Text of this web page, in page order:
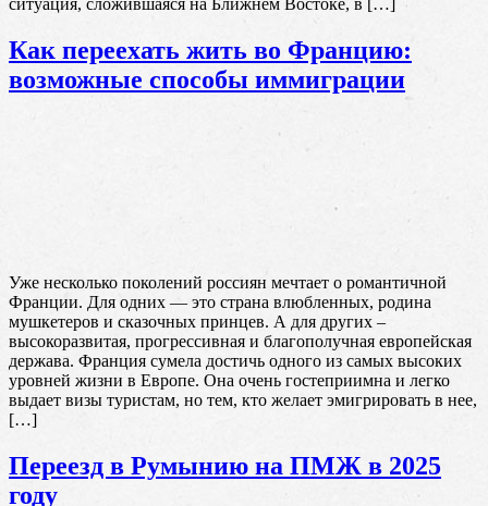
Как переехать жить во Францию:
возможные способы иммиграции
Уже несколько поколений россиян мечтает о романтичной
Франции. Для одних — это страна влюбленных, родина
мушкетеров и сказочных принцев. А для других –
высокоразвитая, прогрессивная и благополучная европейская
держава. Франция сумела достичь одного из самых высоких
уровней жизни в Европе. Она очень гостеприимна и легко
выдает визы туристам, но тем, кто желает эмигрировать в нее,
[…]
Переезд в Румынию на ПМЖ в 2025
году